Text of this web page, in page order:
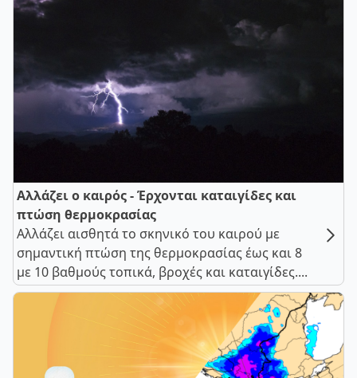
Αλλάζει ο καιρός - Έρχονται καταιγίδες και
πτώση θερμοκρασίας
Αλλάζει αισθητά το σκηνικό του καιρού με
σημαντική πτώση της θερμοκρασίας έως και 8
με 10 βαθμούς τοπικά, βροχές και καταιγίδες....